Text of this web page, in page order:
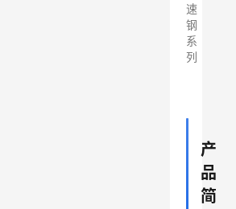
速
钢
系
列
产
品
简